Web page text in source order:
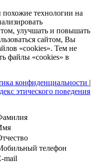
технологии на
улучшать и повышать
сайтом, Вы
«cookies». Тем не
файлы «cookies» в
конфиденциальности |
этического поведения
телефон
mail